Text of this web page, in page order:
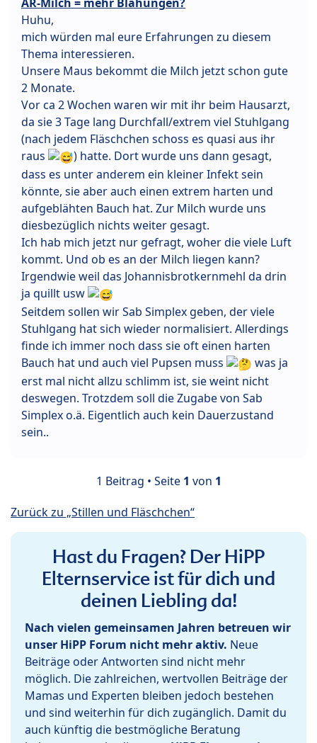
AR-Milch = mehr Blähungen?
Huhu,
mich würden mal eure Erfahrungen zu diesem
Thema interessieren.
Unsere Maus bekommt die Milch jetzt schon gute
2 Monate.
Vor ca 2 Wochen waren wir mit ihr beim Hausarzt,
da sie 3 Tage lang Durchfall/extrem viel Stuhlgang
(nach jedem Fläschchen schoss es quasi aus ihr
raus
) hatte. Dort wurde uns dann gesagt,
dass es unter anderem ein kleiner Infekt sein
könnte, sie aber auch einen extrem harten und
aufgeblähten Bauch hat. Zur Milch wurde uns
diesbezüglich nichts weiter gesagt.
Ich hab mich jetzt nur gefragt, woher die viele Luft
kommt. Und ob es an der Milch liegen kann?
Irgendwie weil das Johannisbrotkernmehl da drin
ja quillt usw
Seitdem sollen wir Sab Simplex geben, der viele
Stuhlgang hat sich wieder normalisiert. Allerdings
finde ich immer noch dass sie oft einen harten
Bauch hat und auch viel Pupsen muss
was ja
erst mal nicht allzu schlimm ist, sie weint nicht
deswegen. Trotzdem soll die Zugabe von Sab
Simplex o.ä. Eigentlich auch kein Dauerzustand
sein..
1 Beitrag • Seite 1 von 1
Zurück zu „Stillen und Fläschchen“
Hast du Fragen? Der HiPP
Elternservice ist für dich und
deinen Liebling da!
Nach vielen gemeinsamen Jahren betreuen wir
unser HiPP Forum nicht mehr aktiv. Neue
Beiträge oder Antworten sind nicht mehr
möglich. Die zahlreichen, wertvollen Beiträge der
Mamas und Experten bleiben jedoch bestehen
und sind weiterhin für dich zugänglich. Damit du
auch künftig die bestmögliche Beratung